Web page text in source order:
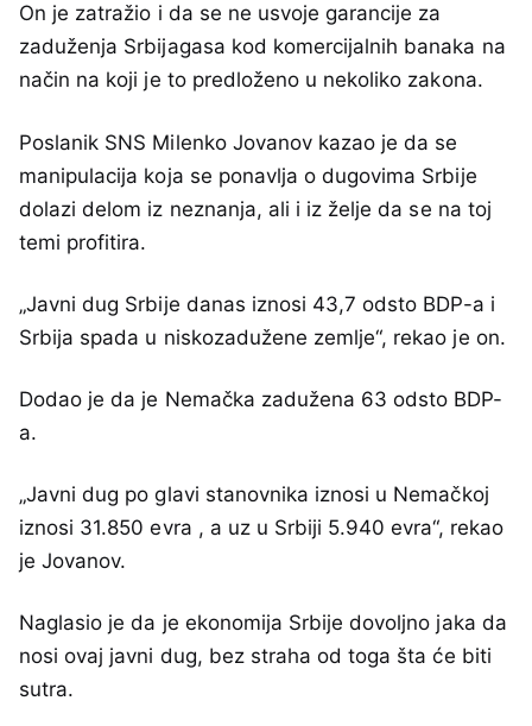
On je zatražio i da se ne usvoje garancije za
zaduženja Srbijagasa kod komercijalnih banaka na
način na koji je to predloženo u nekoliko zakona.
Poslanik SNS Milenko Jovanov kazao je da se
manipulacija koja se ponavlja o dugovima Srbije
dolazi delom iz neznanja, ali i iz želje da se na toj
temi profitira.
„Javni dug Srbije danas iznosi 43,7 odsto BDP-a i
Srbija spada u niskozadužene zemlje“, rekao je on.
Dodao je da je Nemačka zadužena 63 odsto BDP-
a.
„Javni dug po glavi stanovnika iznosi u Nemačkoj
iznosi 31.850 evra , a uz u Srbiji 5.940 evra“, rekao
je Jovanov.
Naglasio je da je ekonomija Srbije dovoljno jaka da
nosi ovaj javni dug, bez straha od toga šta će biti
sutra.